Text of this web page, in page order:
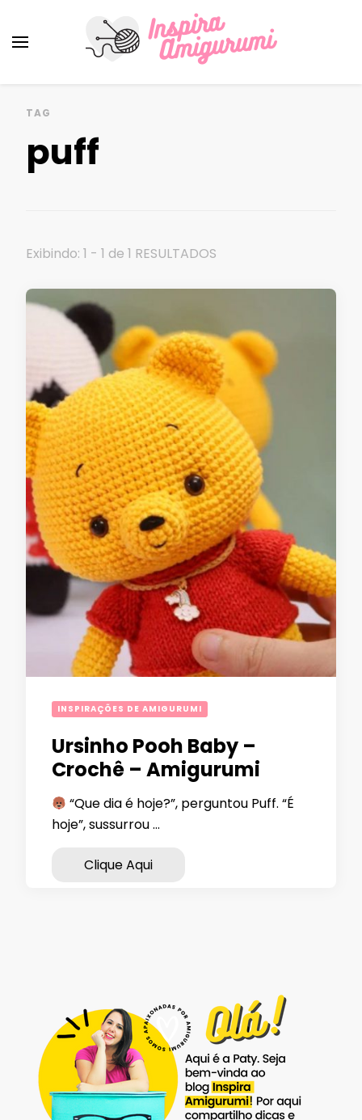
TAG
puff
Exibindo: 1 - 1 de 1 RESULTADOS
INSPIRAÇÕES DE AMIGURUMI
Ursinho Pooh Baby –
Crochê – Amigurumi
“Que dia é hoje?”, perguntou Puff. “É
hoje”, sussurrou …
Clique Aqui